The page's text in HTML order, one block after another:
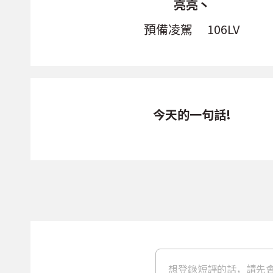
亮亮丶
預備凌駕
106LV
今天的一句話!